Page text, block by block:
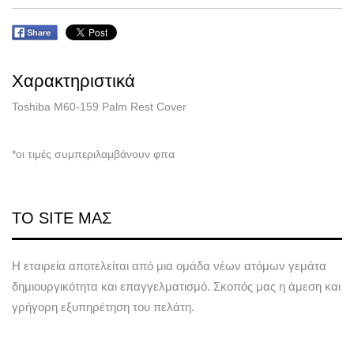
Χαρακτηριστικά
Toshiba M60-159 Palm Rest Cover
*οι τιμές συμπεριλαμβάνουν φπα
ΤΟ SITE ΜΑΣ
Η εταιρεία αποτελείται από μια ομάδα νέων ατόμων γεμάτα
δημιουργικότητα και επαγγελματισμό. Σκοπός μας η άμεση και
γρήγορη εξυπηρέτηση του πελάτη.